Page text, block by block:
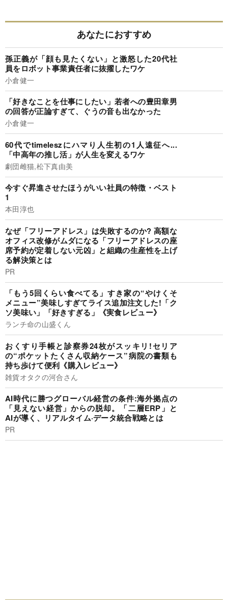
あなたにおすすめ
孫正義が「顔も見たくない」と激怒した20代社
員をロボット事業責任者に抜擢したワケ
小倉健一
「好きなことを仕事にしたい」若者への豊田章男
の回答が正論すぎて、ぐうの音も出なかった
小倉健一
60代でtimeleszにハマり人生初の1人遠征へ...
「中高年の推し活」が人生を変えるワケ
劇団雌猫,松下真由美
今すぐ昇進させたほうがいい社員の特徴・ベスト
1
本田淳也
なぜ「フリーアドレス」は失敗するのか? 高額な
オフィス改修がムダになる「フリーアドレスの座
席予約が定着しない元凶」と組織の生産性を上げ
る解決策とは
PR
「もう5回くらい食べてる」すき家の“やけくそ
メニュー”美味しすぎてライス追加注文した!「ク
ソ美味い」「好きすぎる」《実食レビュー》
ランチ命の山盛くん
おくすり手帳と診察券24枚がスッキリ!セリア
の“ポケットたくさん収納ケース”病院の書類も
持ち歩けて便利《購入レビュー》
雑貨オタクの河合さん
AI時代に勝つグローバル経営の条件:海外拠点の
「見えない経営」からの脱却。「二層ERP」と
AIが導く、リアルタイム·データ統合戦略とは
PR